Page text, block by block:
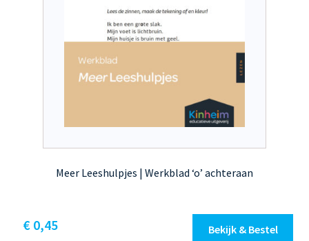
Meer Leeshulpjes | Werkblad ‘o’ achteraan
€0,45
Bekijk & Bestel